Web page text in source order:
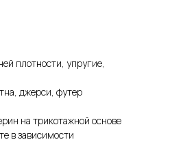
плотности, упругие,
джерси, футер
на трикотажной основе
в зависимости